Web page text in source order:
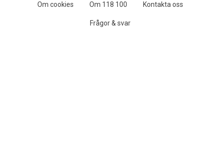
Om cookies Om 118 100 Kontakta oss
Frågor & svar